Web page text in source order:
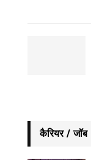
कैरियर / जॉब